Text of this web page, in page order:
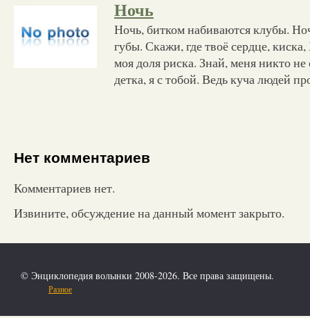
Ночь
Ночь, битком набиваются клубы.
губы. Скажи, где твоё сердце,
моя доля риска. Знай, меня никто не
детка, я с тобой. Ведь куча людей
Нет комментариев
Комментариев нет.
Извините, обсуждение на данный момент закрыто.
© Энциклопедия волынки 2008-2026. Все права защищены.
Разное